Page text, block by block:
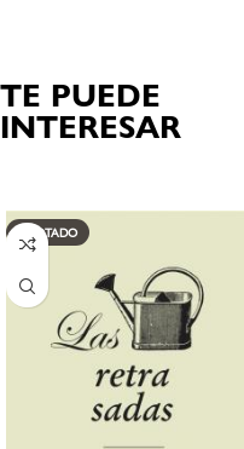
TE PUEDE
INTERESAR
AGOTADO